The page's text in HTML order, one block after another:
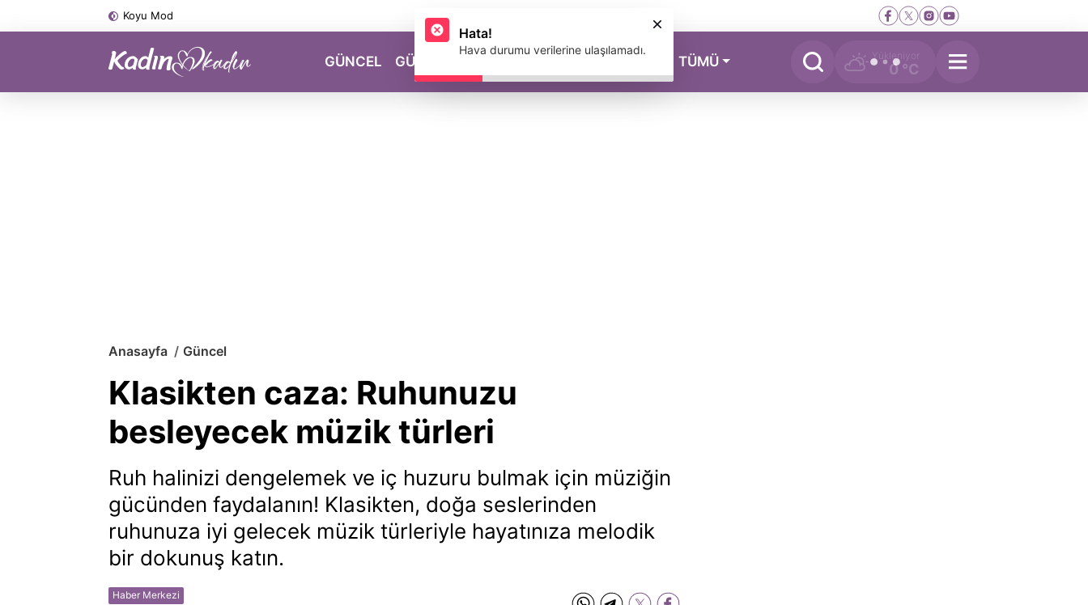
Koyu Mod
GÜNCEL GÜZELLİK MAGAZİN TÜMÜ Yükleniyor
0 °C
Anasayfa Güncel
Klasikten caza: Ruhunuzu
besleyecek müzik türleri
Ruh halinizi dengelemek ve iç huzuru bulmak için müziğin
gücünden faydalanın! Klasikten, doğa seslerinden
ruhunuza iyi gelecek müzik türleriyle hayatınıza melodik
bir dokunuş katın.
Haber Merkezi
Hata!
Hava durumu verilerine ulaşılamadı.